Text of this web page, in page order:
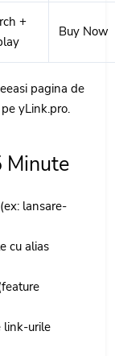
+
Buy Now
pagina de
yLink.pro.
Minute
lansare-
cu alias
link-urile